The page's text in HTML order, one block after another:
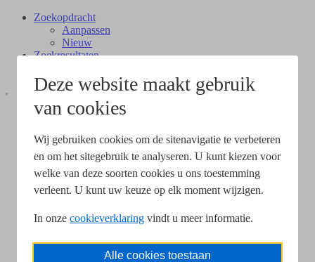
Deze website maakt gebruik
van cookies
Wij gebruiken cookies om de sitenavigatie te verbeteren
en om het sitegebruik te analyseren. U kunt kiezen voor
welke van deze soorten cookies u ons toestemming
verleent. U kunt uw keuze op elk moment wijzigen.
In onze cookieverklaring vindt u meer informatie.
Alle cookies toestaan
Zoekopdracht
Aanpassen
Nieuw
Zoekresultaten